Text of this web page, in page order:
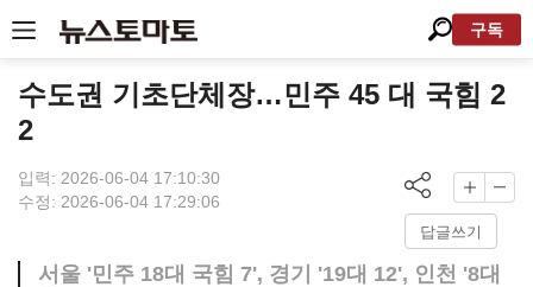
구독
수도권 기초단체장…민주 45 대 국힘 2
2
입력: 2026-06-04 17:10:30
수정: 2026-06-04 17:29:06
답글쓰기
서울 '민주 18대 국힘 7', 경기 '19대 12', 인천 '8대